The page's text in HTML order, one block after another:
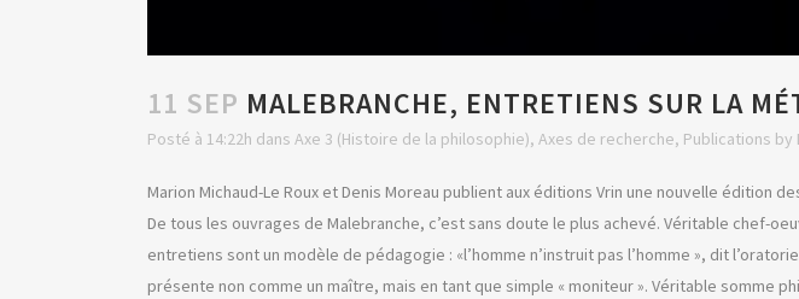
11 SEP MALEBRANCHE, ENTRETIENS SUR LA
Posté à 14:22h dans Axe 3 (Histoire de la philosophie), Axes de recherche, Publications by
Marion Michaud-Le Roux et Denis Moreau publient aux éditions Vrin une nouvelle édition
De tous les ouvrages de Malebranche, c’est sans doute le plus achevé. Véritable chef-
entretiens sont un modèle de pédagogie : «l’homme n’instruit pas l’homme », dit
présente non comme un maître, mais en tant que simple « moniteur ». Véritable somme